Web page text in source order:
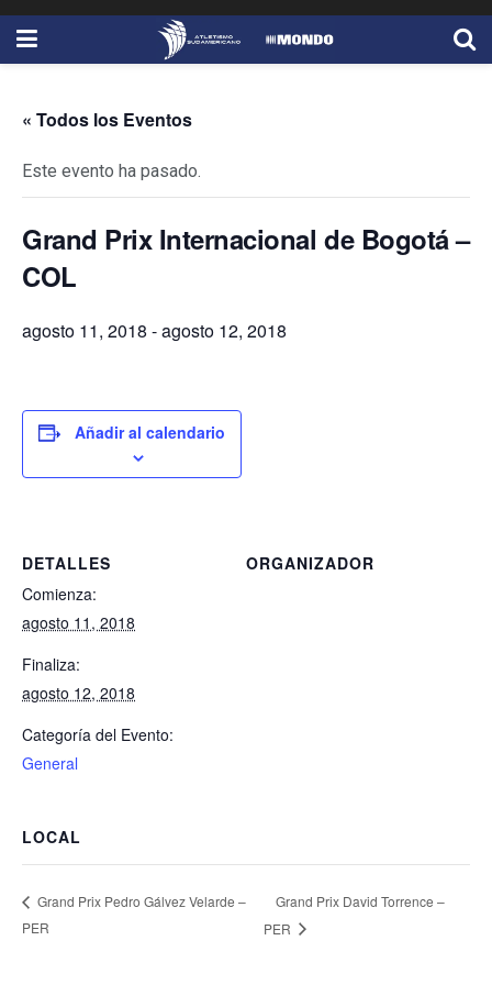
« Todos los Eventos
Este evento ha pasado.
Grand Prix Internacional de Bogotá –
COL
agosto 11, 2018 -agosto 12, 2018
Añadir al calendario
DETALLES
Comienza:
agosto 11, 2018
Finaliza:
agosto 12, 2018
Categoría del Evento:
General
ORGANIZADOR
LOCAL
Grand Prix Pedro Gálvez Velarde –
PER
Grand Prix David Torrence –
PER